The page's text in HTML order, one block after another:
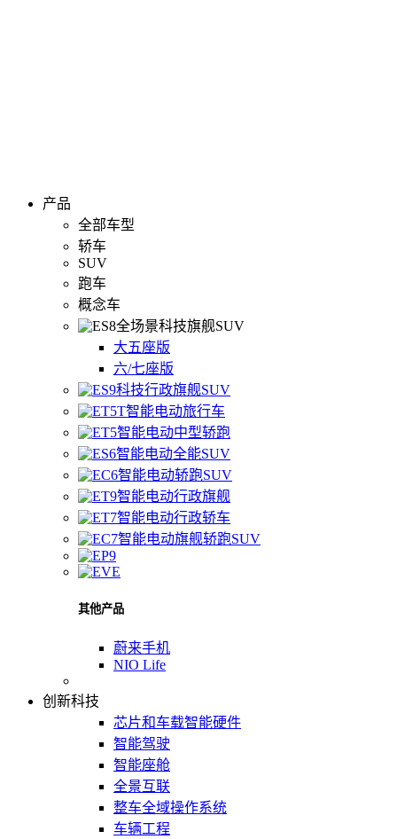
产品
全部车型
轿车
SUV
跑车
概念车
全场景科技旗舰SUV
大五座版
六/七座版
科技行政旗舰SUV
智能电动旅行车
智能电动中型轿跑
智能电动全能SUV
智能电动轿跑SUV
智能电动行政旗舰
智能电动行政轿车
智能电动旗舰轿跑SUV
其他产品
蔚来手机
NIO Life
创新科技
芯片和车载智能硬件
智能驾驶
智能座舱
全景互联
整车全域操作系统
车辆工程